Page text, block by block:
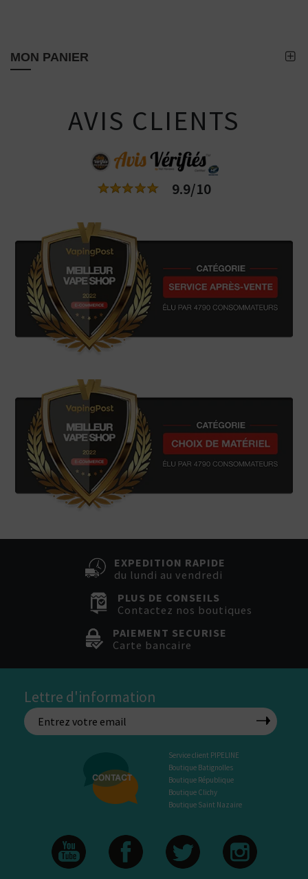
MON PANIER
AVIS CLIENTS
9.9/10
EXPEDITION RAPIDE
du lundi au vendredi
PLUS DE CONSEILS
Contactez nos boutiques
PAIEMENT SECURISE
Carte bancaire
Lettre d'information
Service client PIPELINE
Boutique Batignolles
Boutique République
Boutique Clichy
Boutique Saint Nazaire